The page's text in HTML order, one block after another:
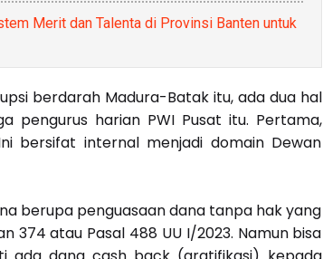
Merit dan Talenta di Provinsi Banten untuk
berdarah Madura-Batak itu, ada dua hal
pengurus harian PWI Pusat itu. Pertama,
bersifat internal menjadi domain Dewan
berupa penguasaan dana tanpa hak yang
374 atau Pasal 488 UU I/2023. Namun bisa